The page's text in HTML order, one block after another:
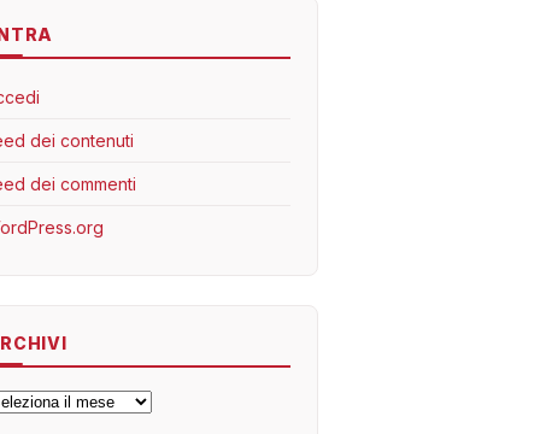
dei contenuti
dei commenti